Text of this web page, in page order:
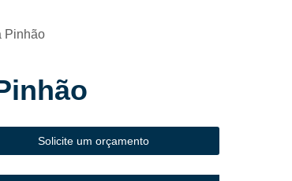
Mais Perto Cascavel
Mais Perto Oeste do Paraná
Químicos Perto
Químicos Próximo
Pinhão
Solicite um orçamento